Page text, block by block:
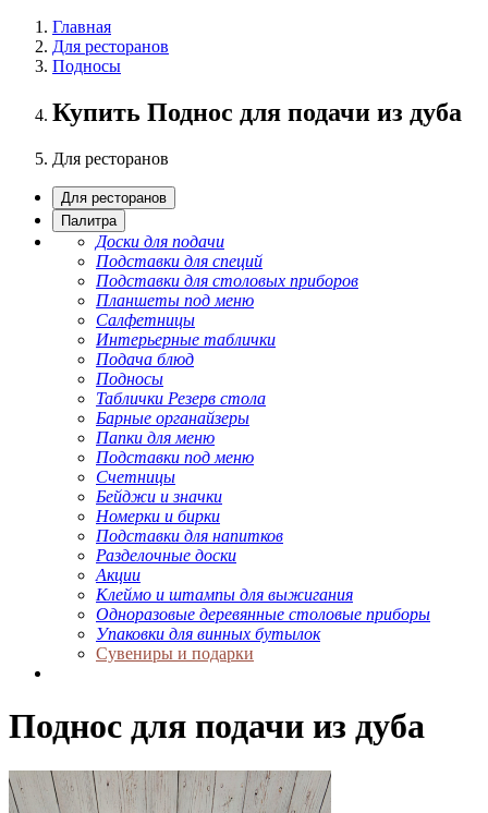
Главная
Для ресторанов
Подносы
Купить Поднос для подачи из дуба
Для ресторанов
Для ресторанов
Палитра
Доски для подачи
Подставки для специй
Подставки для столовых приборов
Планшеты под меню
Салфетницы
Интерьерные таблички
Подача блюд
Подносы
Таблички Резерв стола
Барные органайзеры
Папки для меню
Подставки под меню
Счетницы
Бейджи и значки
Номерки и бирки
Подставки для напитков
Разделочные доски
Акции
Клеймо и штампы для выжигания
Одноразовые деревянные столовые приборы
Упаковки для винных бутылок
Сувениры и подарки
Поднос для подачи из дуба